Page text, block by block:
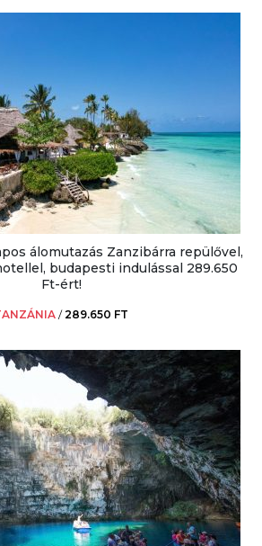
álomutazás Zanzibárra repülővel,
budapesti indulással 289.650
Ft-ért!
/289.650 FT